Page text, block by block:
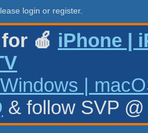
login or register.
🍎 iPhone |
|
& follow SVP